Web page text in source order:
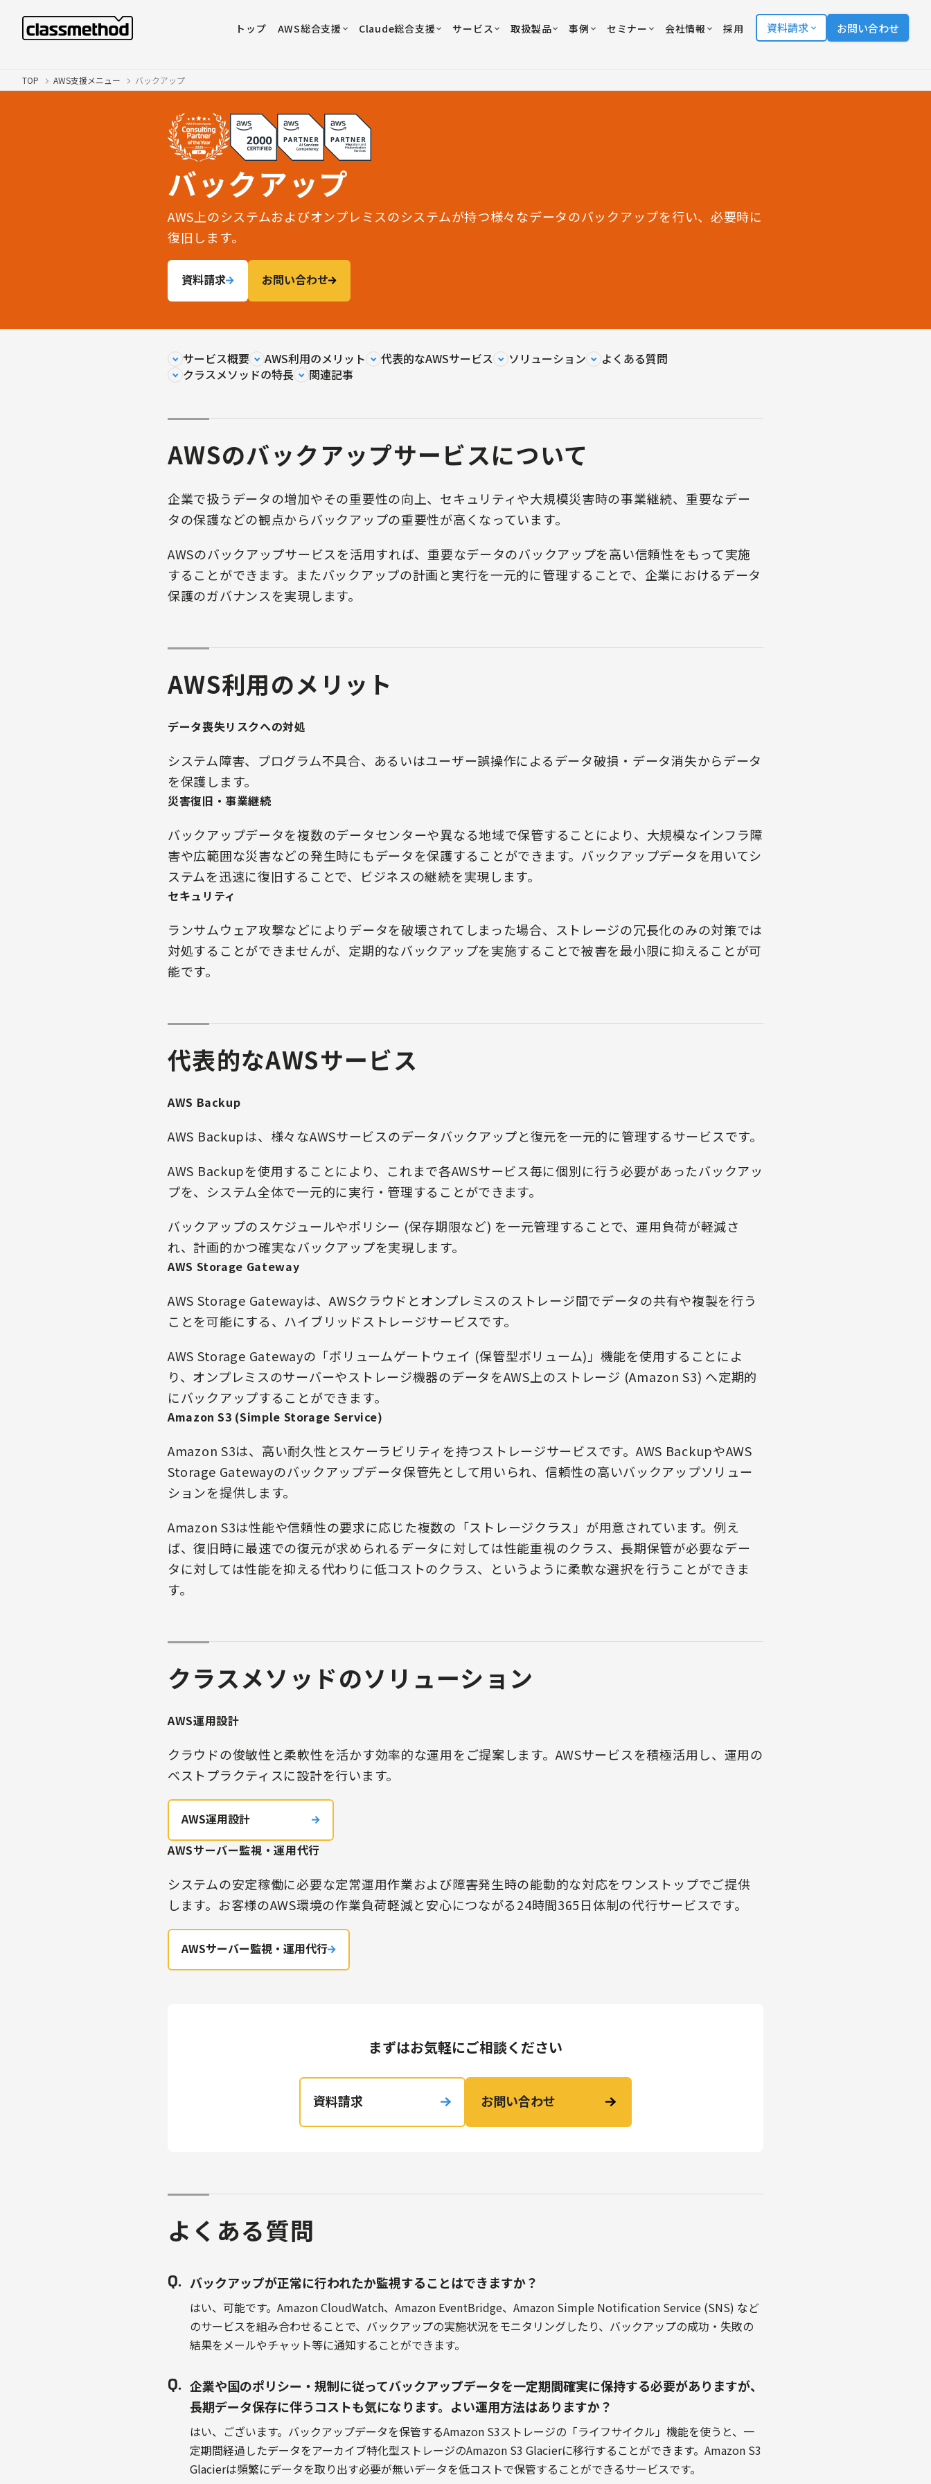
トップ AWS総合支援 Claude総合支援 サービス 取扱製品 事例 セミナー 会社情報 採用 資料請求 お問い合わせ
TOP AWS支援メニュー バックアップ
バックアップ
AWS上のシステムおよびオンプレミスのシステムが持つ様々なデータのバックアップを行い、必要時に
復旧します。
資料請求 お問い合わせ
サービス概要 AWS利用のメリット 代表的なAWSサービス ソリューション
よくある質問
クラスメソッドの特長
関連記事
AWSのバックアップサービスについて
企業で扱うデータの増加やその重要性の向上、セキュリティや大規模災害時の事業継続、重要なデー
タの保護などの観点からバックアップの重要性が高くなっています。
AWSのバックアップサービスを活用すれば、重要なデータのバックアップを高い信頼性をもって実施
することができます。またバックアップの計画と実行を一元的に管理することで、企業におけるデータ
保護のガバナンスを実現します。
AWS利用のメリット
データ喪失リスクへの対処
システム障害、プログラム不具合、あるいはユーザー誤操作によるデータ破損・データ消失からデータ
を保護します。
災害復旧・事業継続
バックアップデータを複数のデータセンターや異なる地域で保管することにより、大規模なインフラ障
害や広範囲な災害などの発生時にもデータを保護することができます。バックアップデータを用いてシ
ステムを迅速に復旧することで、ビジネスの継続を実現します。
セキュリティ
ランサムウェア攻撃などによりデータを破壊されてしまった場合、ストレージの冗長化のみの対策では
対処することができませんが、定期的なバックアップを実施することで被害を最小限に抑えることが可
能です。
代表的なAWSサービス
AWS Backup
AWS Backupは、様々なAWSサービスのデータバックアップと復元を一元的に管理するサービスです。
AWS Backupを使用することにより、これまで各AWSサービス毎に個別に行う必要があったバックアッ
プを、システム全体で一元的に実行・管理することができます。
バックアップのスケジュールやポリシー (保存期限など) を一元管理することで、運用負荷が軽減さ
れ、計画的かつ確実なバックアップを実現します。
AWS Storage Gateway
AWS Storage Gatewayは、AWSクラウドとオンプレミスのストレージ間でデータの共有や複製を行う
ことを可能にする、ハイブリッドストレージサービスです。
AWS Storage Gatewayの「ボリュームゲートウェイ (保管型ボリューム)」機能を使用することによ
り、オンプレミスのサーバーやストレージ機器のデータをAWS上のストレージ (Amazon S3) へ定期的
にバックアップすることができます。
Amazon S3 (Simple Storage Service)
Amazon S3は、高い耐久性とスケーラビリティを持つストレージサービスです。AWS BackupやAWS
Storage Gatewayのバックアップデータ保管先として用いられ、信頼性の高いバックアップソリュー
ションを提供します。
Amazon S3は性能や信頼性の要求に応じた複数の「ストレージクラス」が用意されています。例え
ば、復旧時に最速での復元が求められるデータに対しては性能重視のクラス、長期保管が必要なデー
タに対しては性能を抑える代わりに低コストのクラス、というように柔軟な選択を行うことができま
す。
クラスメソッドのソリューション
AWS運用設計
クラウドの俊敏性と柔軟性を活かす効率的な運用をご提案します。AWSサービスを積極活用し、運用の
ベストプラクティスに設計を行います。
AWS運用設計
AWSサーバー監視・運用代行
システムの安定稼働に必要な定常運用作業および障害発生時の能動的な対応をワンストップでご提供
します。お客様のAWS環境の作業負荷軽減と安心につながる24時間365日体制の代行サービスです。
AWSサーバー監視・運用代行
まずはお気軽にご相談ください
資料請求 お問い合わせ
よくある質問
バックアップが正常に行われたか監視することはできますか？
はい、可能です。Amazon CloudWatch、Amazon EventBridge、Amazon Simple Notification Service (SNS) など
のサービスを組み合わせることで、バックアップの実施状況をモニタリングしたり、バックアップの成功・失敗の
結果をメールやチャット等に通知することができます。
企業や国のポリシー・規制に従ってバックアップデータを一定期間確実に保持する必要がありますが、
長期データ保存に伴うコストも気になります。よい運用方法はありますか？
はい、ございます。バックアップデータを保管するAmazon S3ストレージの「ライフサイクル」機能を使うと、一
定期間経過したデータをアーカイブ特化型ストレージのAmazon S3 Glacierに移行することができます。Amazon S3
Glacierは頻繁にデータを取り出す必要が無いデータを低コストで保管することができるサービスです。